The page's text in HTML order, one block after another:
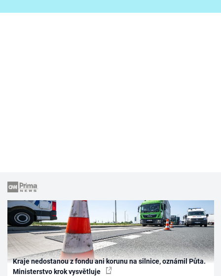
Kraje nedostanou z fondu ani korunu na silnice, oznámil Půta.
Ministerstvo krok vysvětluje